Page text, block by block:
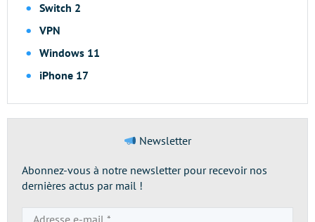
Switch 2
VPN
Windows 11
iPhone 17
Newsletter
Abonnez-vous à notre newsletter pour recevoir nos
dernières actus par mail !